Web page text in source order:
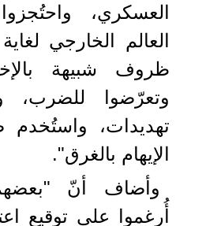
العسكري،
ظروف شبيهة
وتعرّضوا للضرب،
تهديدات،
الإيهام بالغرق".
وأضاف أنّ
أُرغموا على توقيع